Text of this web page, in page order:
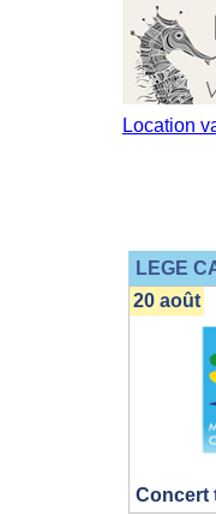
LEGE
Concert
20 août